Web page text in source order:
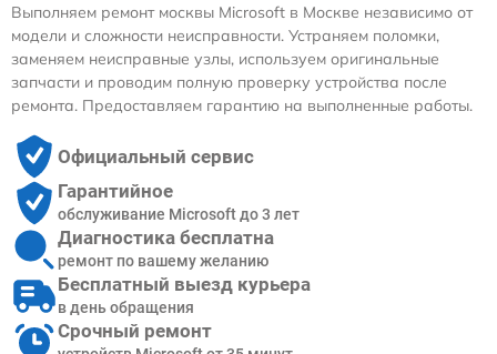
Выполняем ремонт москвы Microsoft в Москве независимо от
модели и сложности неисправности. Устраняем поломки,
заменяем неисправные узлы, используем оригинальные
запчасти и проводим полную проверку устройства после
ремонта. Предоставляем гарантию на выполненные работы.
Официальный сервис
Гарантийное
обслуживание Microsoft до 3 лет
Диагностика бесплатна
ремонт по вашему желанию
Бесплатный выезд курьера
в день обращения
Срочный ремонт